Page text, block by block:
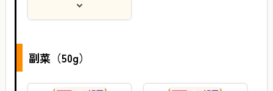
副菜（50g）